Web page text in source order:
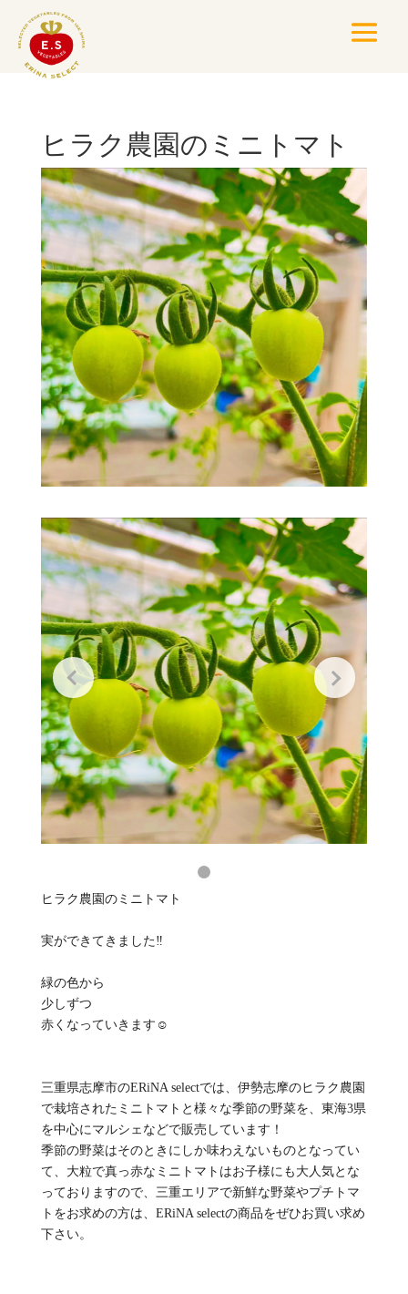
ヒラク農園のミニトマト
ヒラク農園のミニトマト
実ができてきました‼️
緑の色から
少しずつ
赤くなっていきます☺️
三重県志摩市のERiNA selectでは、伊勢志摩のヒラク農園
で栽培されたミニトマトと様々な季節の野菜を、東海3県
を中心にマルシェなどで販売しています！
季節の野菜はそのときにしか味わえないものとなってい
て、大粒で真っ赤なミニトマトはお子様にも大人気とな
っておりますので、三重エリアで新鮮な野菜やプチトマ
トをお求めの方は、ERiNA selectの商品をぜひお買い求め
下さい。